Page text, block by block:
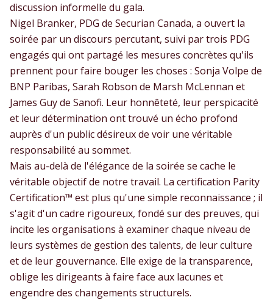
discussion informelle du gala.
Nigel Branker, PDG de Securian Canada, a ouvert la
soirée par un discours percutant, suivi par trois PDG
engagés qui ont partagé les mesures concrètes qu'ils
prennent pour faire bouger les choses : Sonja Volpe de
BNP Paribas, Sarah Robson de Marsh McLennan et
James Guy de Sanofi. Leur honnêteté, leur perspicacité
et leur détermination ont trouvé un écho profond
auprès d'un public désireux de voir une véritable
responsabilité au sommet.
Mais au-delà de l'élégance de la soirée se cache le
véritable objectif de notre travail. La certification Parity
Certification™ est plus qu'une simple reconnaissance ; il
s'agit d'un cadre rigoureux, fondé sur des preuves, qui
incite les organisations à examiner chaque niveau de
leurs systèmes de gestion des talents, de leur culture
et de leur gouvernance. Elle exige de la transparence,
oblige les dirigeants à faire face aux lacunes et
engendre des changements structurels.